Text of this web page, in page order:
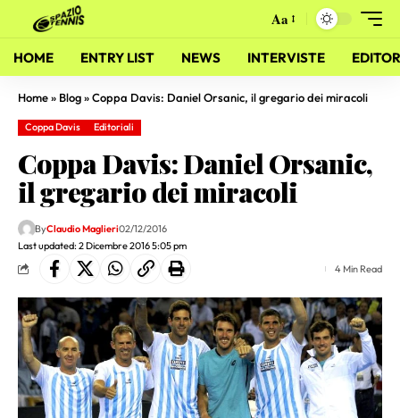
Aa
HOME ENTRY LIST NEWS INTERVISTE
Home» Blog»Coppa Davis: Daniel Orsanic, il gregario dei miracoli
Coppa Davis Editoriali
Coppa Davis: Daniel Orsanic,
il gregario dei miracoli
Last updated: 2 Dicembre 2016 5:05 pm
ByClaudio Maglieri02/12/2016
4 Min Read